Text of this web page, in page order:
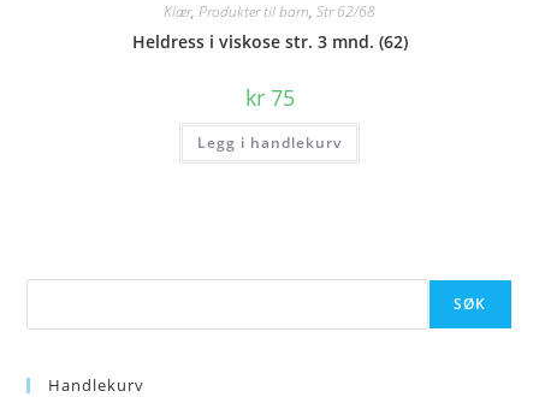
Klær, Produkter til barn, Str 62/68
Heldress i viskose str. 3 mnd. (62)
kr75
Legg i handlekurv
SØK
Handlekurv